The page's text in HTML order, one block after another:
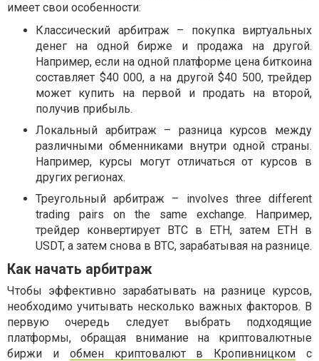
имеет свои особенности:
Классический арбитраж – покупка виртуальных
денег на одной бирже и продажа на другой.
Например, если на одной платформе цена биткоина
составляет $40 000, а на другой $40 500, трейдер
может купить на первой и продать на второй,
получив прибыль.
Локальный арбитраж – разница курсов между
различными обменниками внутри одной страны.
Например, курсы могут отличаться от курсов в
других регионах.
Треугольный арбитраж – involves three different
trading pairs on the same exchange. Например,
трейдер конвертирует BTC в ETH, затем ETH в
USDT, а затем снова в BTC, зарабатывая на разнице.
Как начать арбитраж
Чтобы эффективно зарабатывать на разнице курсов,
необходимо учитывать несколько важных факторов. В
первую очередь следует выбрать подходящие
платформы, обращая внимание на криптовалютные
биржи и обмен криптовалют в Кропивницком с